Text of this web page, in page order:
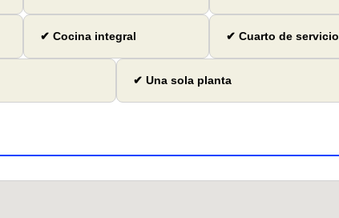
✔ Cocina integral ✔ Cuarto de servicio
✔ Una sola planta